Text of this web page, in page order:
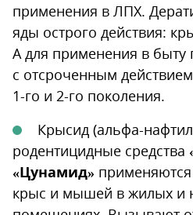
применения в ЛПХ.
яды острого действия:
А для применения в быту
с отсроченным
1-го и 2-го поколения.
Крысид (альфа-
родентицидные средства
«Цунамид»
крыс и мышей в жилых и